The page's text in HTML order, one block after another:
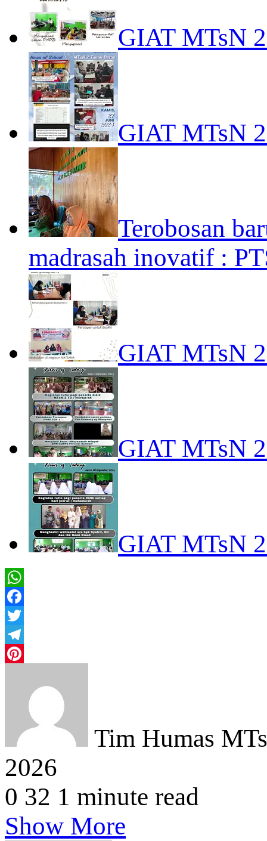
GIAT MTsN
GIAT MTsN
Terobosan
madrasah inovatif :
GIAT MTsN
GIAT MTsN
GIAT MTsN
WhatsApp
Facebook
Twitter
Telegram
Tim Humas
2026
0 32 1 minute read
Show More